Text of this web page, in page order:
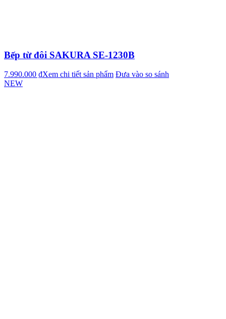
Bếp từ đôi SAKURA SE-1230B
7.990.000 ₫Xem chi tiết sản phẩm Đưa vào so sánh
NEW